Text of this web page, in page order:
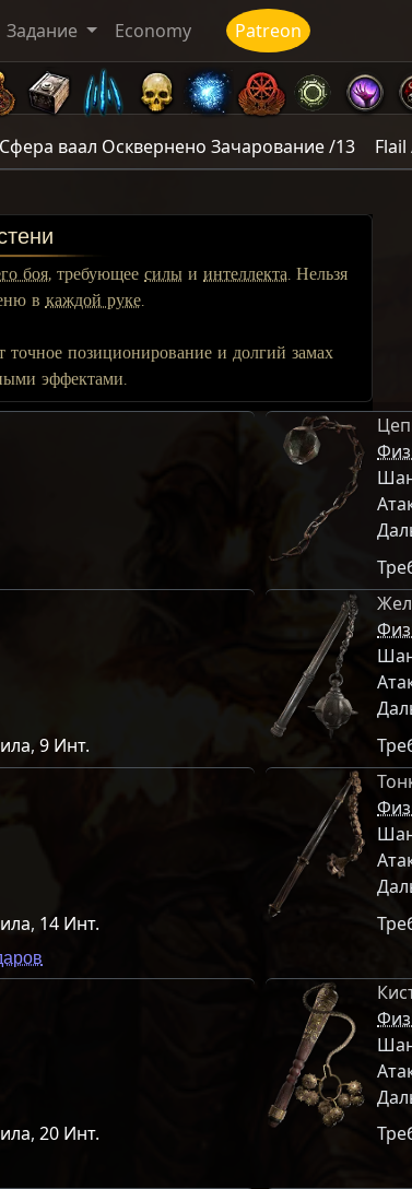
Задание Economy Patreon
Сфера ваал Осквернено Зачарование /13
боя, требующее силы и интеллекта. Нельзя
в каждой руке.
позиционирование и долгий замах
эффектами.
, 9 Инт.
, 14 Инт.
, 20 Инт.